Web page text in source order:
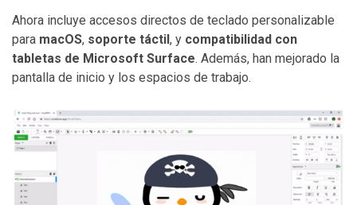
Ahora incluye accesos directos de teclado personalizable
para macOS, soporte táctil, y compatibilidad con
tabletas de Microsoft Surface. Además, han mejorado la
pantalla de inicio y los espacios de trabajo.